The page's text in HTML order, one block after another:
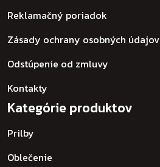
Reklamačný poriadok
Zásady ochrany osobných údajov
Odstúpenie od zmluvy
Kontakty
Kategórie produktov
Prilby
Oblečenie